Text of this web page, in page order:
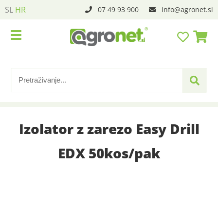
SL HR 07 49 93 900 info agronet.si
Izolator z zarezo Easy Drill
EDX 50kos/pak